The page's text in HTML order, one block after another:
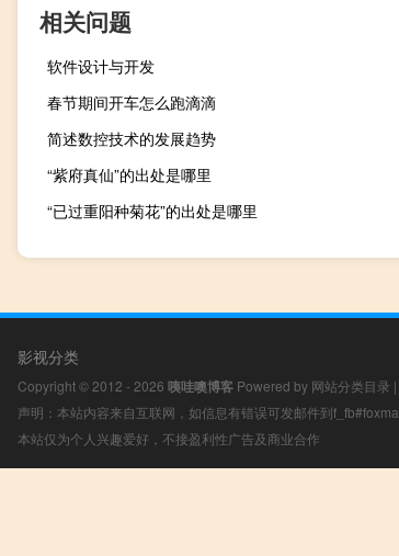
相关问题
软件设计与开发
春节期间开车怎么跑滴滴
简述数控技术的发展趋势
“紫府真仙”的出处是哪里
“已过重阳种菊花”的出处是哪里
影视分类
Copyright © 2012 - 2026 咦哇噢博客 Powered by 网站分类目录 |
声明：本站内容来自互联网，如信息有错误可发邮件到
本站仅为个人兴趣爱好，不接盈利性广告及商业合作